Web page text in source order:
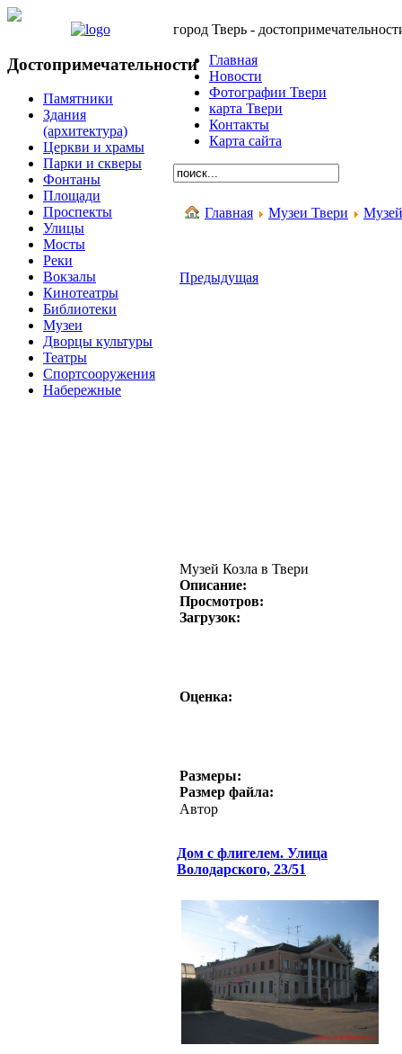
Достопримечательности
Памятники
Здания
(архитектура)
Церкви и храмы
Парки и скверы
Фонтаны
Площади
Проспекты
Улицы
Мосты
Реки
Вокзалы
Кинотеатры
Библиотеки
Музеи
Дворцы культуры
Театры
Спортсооружения
Набережные
город Тверь -
Главная
Новости
Фотографии Твери
карта Твери
Контакты
Карта сайта
Главная Музеи Твери
Предыдущая
Музей Козла в Твери
Описание:
Просмотров:
Загрузок:
Оценка:
Размеры:
Размер файла:
Автор
Дом с флигелем. Улица
Володарского, 23/51